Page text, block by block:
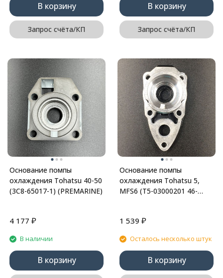
В корзину
Запрос счёта/КП
В корзину
Запрос счёта/КП
Основание помпы
охлаждения Tohatsu 40-50
(3C8-65017-1) (PREMARINE)
4 177 ₽
В наличии
В корзину
Основание помпы
охлаждения Tohatsu 5,
MFS6 (T5-03000201 46-
1 539 ₽
Осталось несколько штук
В корзину